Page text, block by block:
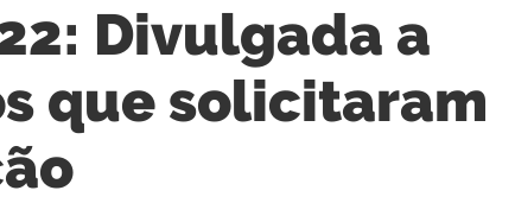
Divulgada a
que solicitaram